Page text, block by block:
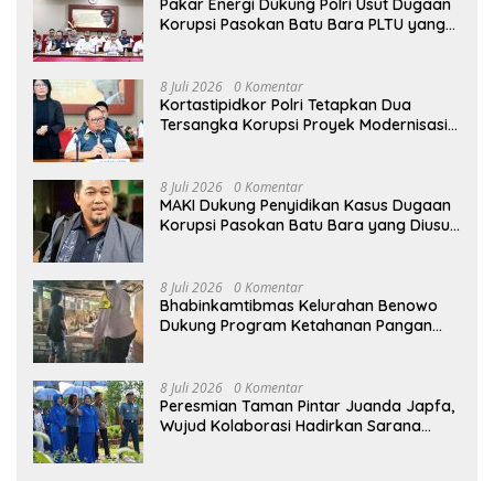
Pakar Energi Dukung Polri Usut Dugaan
Korupsi Pasokan Batu Bara PLTU yang
8 Juli 2026 0 Komentar
Kortastipidkor Polri Tetapkan Dua
Tersangka Korupsi Proyek Modernisasi
8 Juli 2026 0 Komentar
MAKI Dukung Penyidikan Kasus Dugaan
Korupsi Pasokan Batu Bara yang Diusut
8 Juli 2026 0 Komentar
Bhabinkamtibmas Kelurahan Benowo
Dukung Program Ketahanan Pangan
8 Juli 2026 0 Komentar
Peresmian Taman Pintar Juanda Japfa,
Wujud Kolaborasi Hadirkan Sarana